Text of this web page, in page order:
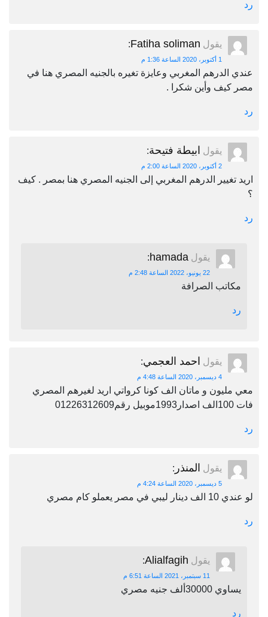
رد
يقول Fatiha soliman
:
1 أكتوبر، 2020 الساعة 1:36 م
عندي الدرهم المغربي وعايزة تغيره بالجنيه المصري هنا في
مصر كيف وأين شكرا .
رد
يقول ابيطة فتيحة:
2 أكتوبر، 2020 الساعة 2:00 م
اريد تغيير الدرهم المغربي إلى الجنيه المصري هنا بمصر . كيف
؟
رد
يقول hamada
:
22 يونيو، 2022 الساعة 2:48 م
مكاتب الصرافة
رد
يقول احمد العجمي:
4 ديسمبر، 2020 الساعة 4:48 م
معي مليون و ماتان الف كونا كرواتي اريد لغيرهم المصري
فات 100الف اصدار1993موبيل رقم01226312609
رد
يقول المنذر :
5 ديسمبر، 2020 الساعة 4:24 م
لو عندي 10 الف دينار ليبي في مصر يعملو كام مصري
رد
يقول Alialfagih
:
11 سبتمبر، 2021 الساعة 6:51 م
يساوي 30000ألف جنيه مصري
رد